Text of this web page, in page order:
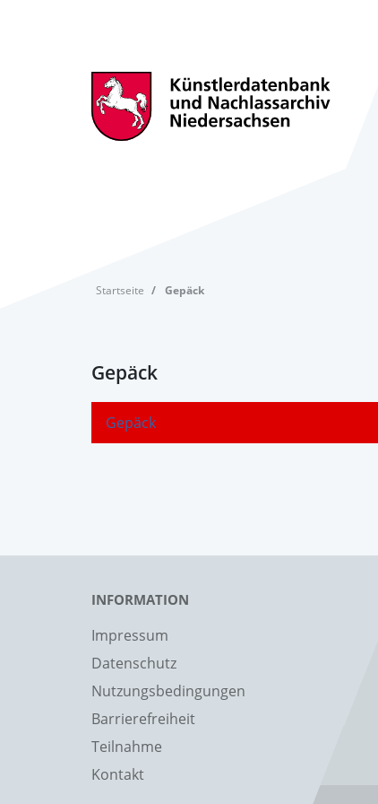
Startseite Gepäck
Gepäck
Gepäck
INFORMATION
Impressum
Datenschutz
Nutzungsbedingungen
Barrierefreiheit
Teilnahme
Kontakt